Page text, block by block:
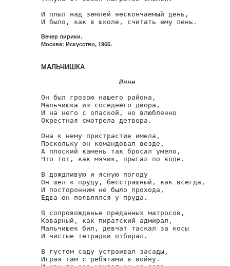
И плыл над землей нескончаемый день,
И было, как в школе, считать ему лень.
Вечер лирики.
Москва: Искусство, 1965.
МАЛЬЧИШКА
Инне
Он был грозою нашего района,
Мальчишка из соседнего двора,
И на него с опаской, но влюбленно
Окрестная смотрела детвора.
Она к нему пристрастие имела,
Поскольку он командовал везде,
А плоский камень так бросал умело,
Что тот, как мячик, прыгал по воде.
В дождливую и ясную погоду
Он шел к пруду, бесстрашный, как всегда,
И посторонним не было прохода,
Едва он появлялся у пруда.
В сопровожденье преданных матросов,
Коварный, как пиратский адмирал,
Мальчишек бил, девчат таскал за косы
И чистые тетрадки отбирал.
В густом саду устраивал засады,
Играя там с ребятами в войну.